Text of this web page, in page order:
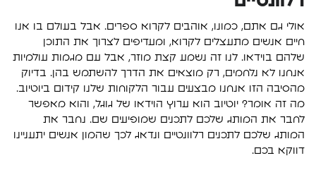
אולי גם אתם, כמונו, אוהבים לקרוא ספרים. אבל בעולם בו אנו
חיים אנשים מתעצלים לקרוא, ומעדיפים לצרוך את התוכן
שלהם בוידאו. לנו זה נשמע קצת מוזר, אבל עם מגמות עולמיות
אנחנו לא נלחמים, רק מוצאים את הדרך להשתמש בהן. בדיוק
מהסיבה הזו אנחנו מבצעים עבור הלקוחות שלנו קידום ביוטיוב.
מה זה אומר? יוטיוב הוא ערוץ הוידאו של גוגל, והוא מאפשר
לחבר את המותג שלכם לתכנים שמופיעים שם. נחבר את
המותג שלכם לתכנים רלוונטיים ונדאג לכך שהמון אנשים יתעניינו
דווקא בכם.